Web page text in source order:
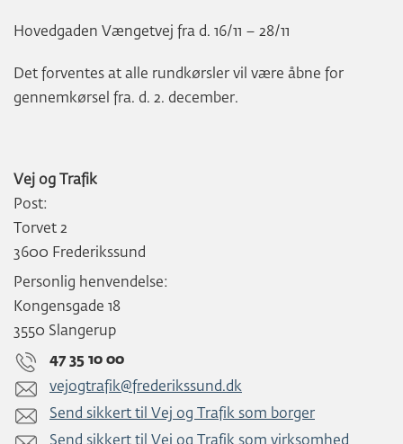
Hovedgaden Vængetvej fra d. 16/11 – 28/11
Det forventes at alle rundkørsler vil være åbne for
gennemkørsel fra. d. 2. december.
Vej og Trafik
Post:
Torvet 2
3600 Frederikssund
Personlig henvendelse:
Kongensgade 18
3550 Slangerup
47 35 10 00
vejogtrafik@frederikssund.dk
Send sikkert til Vej og Trafik som borger
Send sikkert til Vej og Trafik som virksomhed